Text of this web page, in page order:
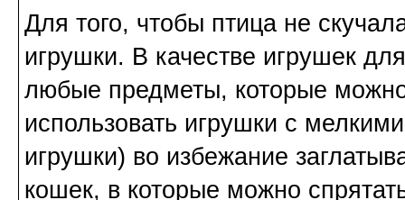
Для того, чтобы птица не
игрушки. В качестве игрушек
любые предметы, которые
использовать игрушки с
игрушки) во избежание
кошек, в которые можно